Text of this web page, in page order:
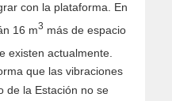
con la plataforma. En
16 m3 más de espacio
existen actualmente.
que las vibraciones
de la Estación no se